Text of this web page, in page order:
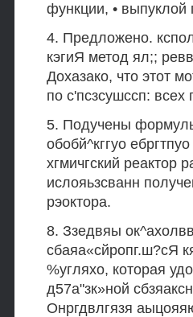
функции, • выпуклой
4. Предложено.
кэгиЯ метод ял;;
Дохазако, что этот
по с'псзсушссп:
5. Подучены
обобй^кггуо
хгмичгский
ислояьзсванн
рэоктора.
8. Ззедвяы
сбаяа«сйропг.ш?сЯ
%угляхо, которая
д57а"зк»ной
Онргдвлгязя